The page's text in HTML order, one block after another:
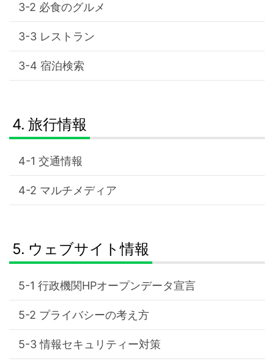
必食のグルメ
レストラン
宿泊検索
旅行情報
交通情報
マルチメディア
ウェブサイト情報
行政機関HPオープンデータ宣言
プライバシーの考え方
情報セキュリティー対策